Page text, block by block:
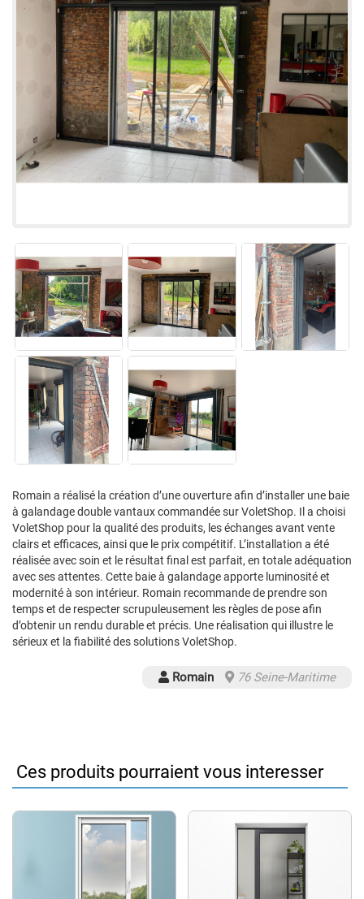
Romain a réalisé la création d’une ouverture afin d’installer une baie
à galandage double vantaux commandée sur VoletShop. Il a choisi
VoletShop pour la qualité des produits, les échanges avant vente
clairs et efficaces, ainsi que le prix compétitif. L’installation a été
réalisée avec soin et le résultat final est parfait, en totale adéquation
avec ses attentes. Cette baie à galandage apporte luminosité et
modernité à son intérieur. Romain recommande de prendre son
temps et de respecter scrupuleusement les règles de pose afin
d’obtenir un rendu durable et précis. Une réalisation qui illustre le
sérieux et la fiabilité des solutions VoletShop.
Romain 76 Seine-Maritime
Ces produits pourraient vous interesser